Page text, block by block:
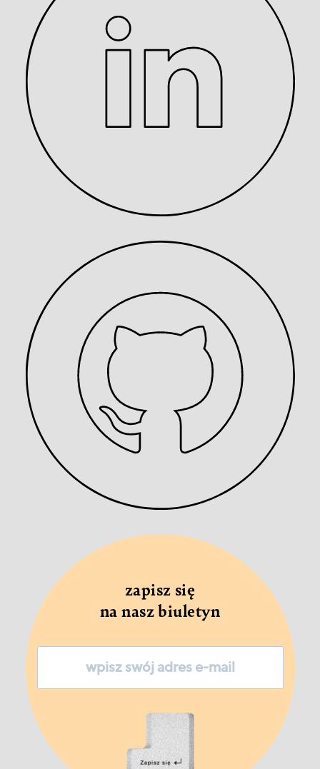
zapisz się
na nasz biuletyn
Zapisz